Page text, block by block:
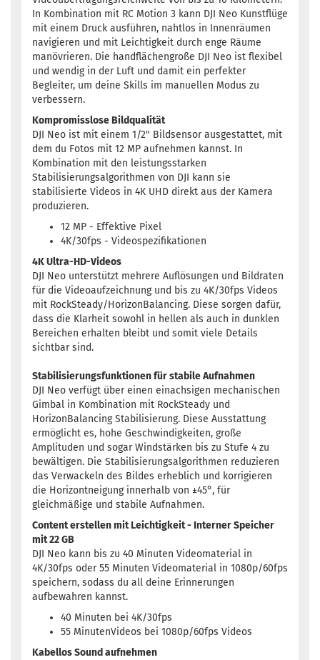
In Kombination mit RC Motion 3 kann DJI Neo Kunstflüge
mit einem Druck ausführen, nahtlos in Innenräumen
navigieren und mit Leichtigkeit durch enge Räume
manövrieren. Die handflächengroße DJI Neo ist flexibel
und wendig in der Luft und damit ein perfekter
Begleiter, um deine Skills im manuellen Modus zu
verbessern.
Kompromisslose Bildqualität
DJI Neo ist mit einem 1/2" Bildsensor ausgestattet, mit
dem du Fotos mit 12 MP aufnehmen kannst. In
Kombination mit den leistungsstarken
Stabilisierungsalgorithmen von DJI kann sie
stabilisierte Videos in 4K UHD direkt aus der Kamera
produzieren.
12 MP - Effektive Pixel
4K/30fps - Videospezifikationen
4K Ultra-HD-Videos
DJI Neo unterstützt mehrere Auflösungen und Bildraten
für die Videoaufzeichnung und bis zu 4K/30fps Videos
mit RockSteady/HorizonBalancing. Diese sorgen dafür,
dass die Klarheit sowohl in hellen als auch in dunklen
Bereichen erhalten bleibt und somit viele Details
sichtbar sind.
Stabilisierungsfunktionen für stabile Aufnahmen
DJI Neo verfügt über einen einachsigen mechanischen
Gimbal in Kombination mit RockSteady und
HorizonBalancing Stabilisierung. Diese Ausstattung
ermöglicht es, hohe Geschwindigkeiten, große
Amplituden und sogar Windstärken bis zu Stufe 4 zu
bewältigen. Die Stabilisierungsalgorithmen reduzieren
das Verwackeln des Bildes erheblich und korrigieren
die Horizontneigung innerhalb von ±45°, für
gleichmäßige und stabile Aufnahmen.
Content erstellen mit Leichtigkeit - Interner Speicher
mit 22 GB
DJI Neo kann bis zu 40 Minuten Videomaterial in
4K/30fps oder 55 Minuten Videomaterial in 1080p/60fps
speichern, sodass du all deine Erinnerungen
aufbewahren kannst.
40 Minuten bei 4K/30fps
55 MinutenVideos bei 1080p/60fps Videos
Kabellos Sound aufnehmen